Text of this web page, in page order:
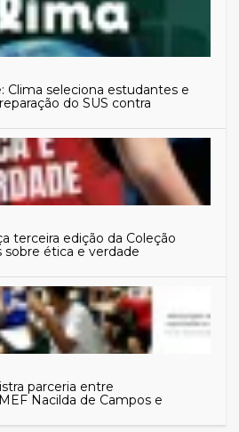
Clima seleciona estudantes e
do SUS contra
terceira edição da Coleção
ética e verdade
parceria entre
Nacilda de Campos e